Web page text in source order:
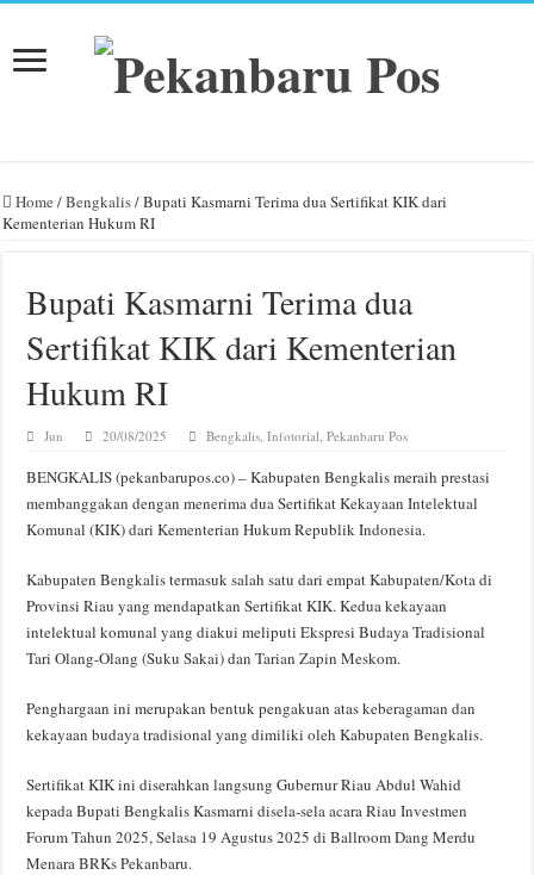
Home /Bengkalis/Bupati Kasmarni Terima dua Sertifikat KIK dari
Kementerian Hukum RI
Bupati Kasmarni Terima dua
Sertifikat KIK dari Kementerian
Hukum RI
Jun 20/08/2025 Bengkalis ,Infotorial ,Pekanbaru Pos
BENGKALIS (pekanbarupos.co) – Kabupaten Bengkalis meraih prestasi
membanggakan dengan menerima dua Sertifikat Kekayaan Intelektual
Komunal (KIK) dari Kementerian Hukum Republik Indonesia.
Kabupaten Bengkalis termasuk salah satu dari empat Kabupaten/Kota di
Provinsi Riau yang mendapatkan Sertifikat KIK. Kedua kekayaan
intelektual komunal yang diakui meliputi Ekspresi Budaya Tradisional
Tari Olang-Olang (Suku Sakai) dan Tarian Zapin Meskom.
Penghargaan ini merupakan bentuk pengakuan atas keberagaman dan
kekayaan budaya tradisional yang dimiliki oleh Kabupaten Bengkalis.
Sertifikat KIK ini diserahkan langsung Gubernur Riau Abdul Wahid
kepada Bupati Bengkalis Kasmarni disela-sela acara Riau Investmen
Forum Tahun 2025, Selasa 19 Agustus 2025 di Ballroom Dang Merdu
Menara BRKs Pekanbaru.